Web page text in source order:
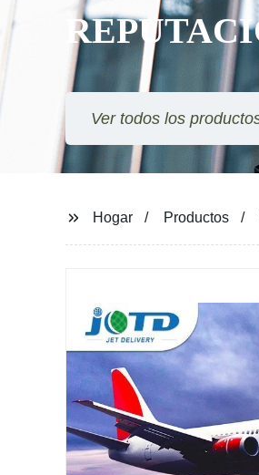
Hogar Productos